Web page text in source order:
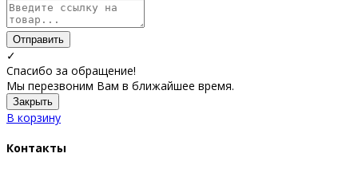
Отправить
✓
Спасибо за обращение!
Мы перезвоним Вам в ближайшее время.
Закрыть
В корзину
Контакты